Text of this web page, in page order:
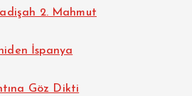
2. Mahmut
İspanya
Göz Dikti